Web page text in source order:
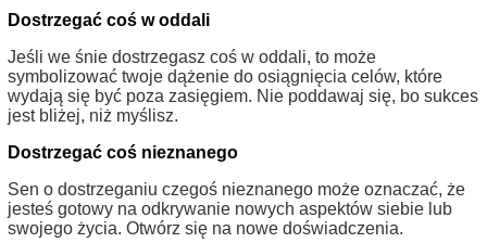
Dostrzegać coś w oddali
Jeśli we śnie dostrzegasz coś w oddali, to może
symbolizować twoje dążenie do osiągnięcia celów, które
wydają się być poza zasięgiem. Nie poddawaj się, bo sukces
jest bliżej, niż myślisz.
Dostrzegać coś nieznanego
Sen o dostrzeganiu czegoś nieznanego może oznaczać, że
jesteś gotowy na odkrywanie nowych aspektów siebie lub
swojego życia. Otwórz się na nowe doświadczenia.